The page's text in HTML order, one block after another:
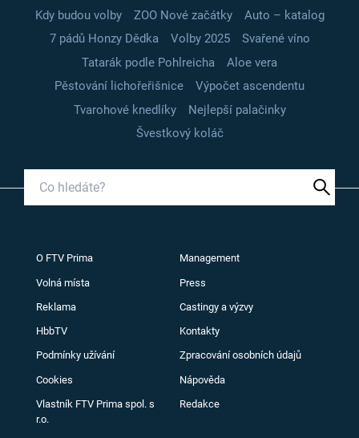
Kdy budou volby
ZOO Nové začátky
Auto – katalog
7 pádů Honzy Dědka
Volby 2025
Svařené víno
Tatarák podle Pohlreicha
Aloe vera
Pěstování lichořeřišnice
Výpočet ascendentu
Tvarohové knedlíky
Nejlepší palačinky
Švestkový koláč
O FTV Prima Management
Volná místa Press
Reklama Castingy a výzvy
HbbTV Kontakty
Podmínky užívání Zpracování osobních údajů
Cookies Nápověda
Vlastník FTV Prima spol. s
r.o.
Redakce